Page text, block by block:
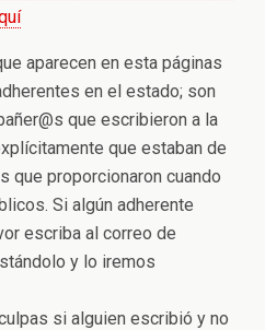
aparecen en esta páginas
en el estado; son
que escribieron a la
que estaban de
que proporcionaron cuando
Si algún adherente
escriba al correo de
y lo iremos
si alguien escribió y no